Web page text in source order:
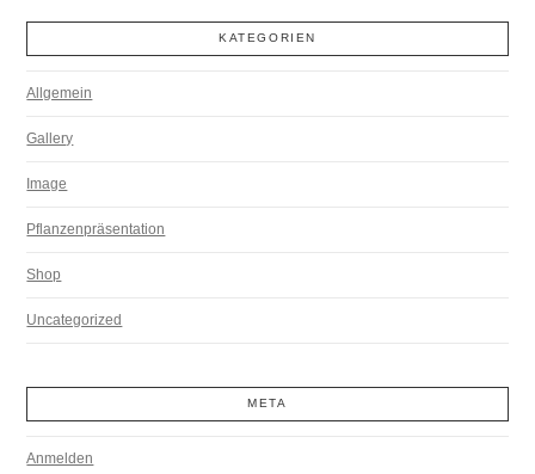
KATEGORIEN
Allgemein
Gallery
Image
Pflanzenpräsentation
Shop
Uncategorized
META
Anmelden